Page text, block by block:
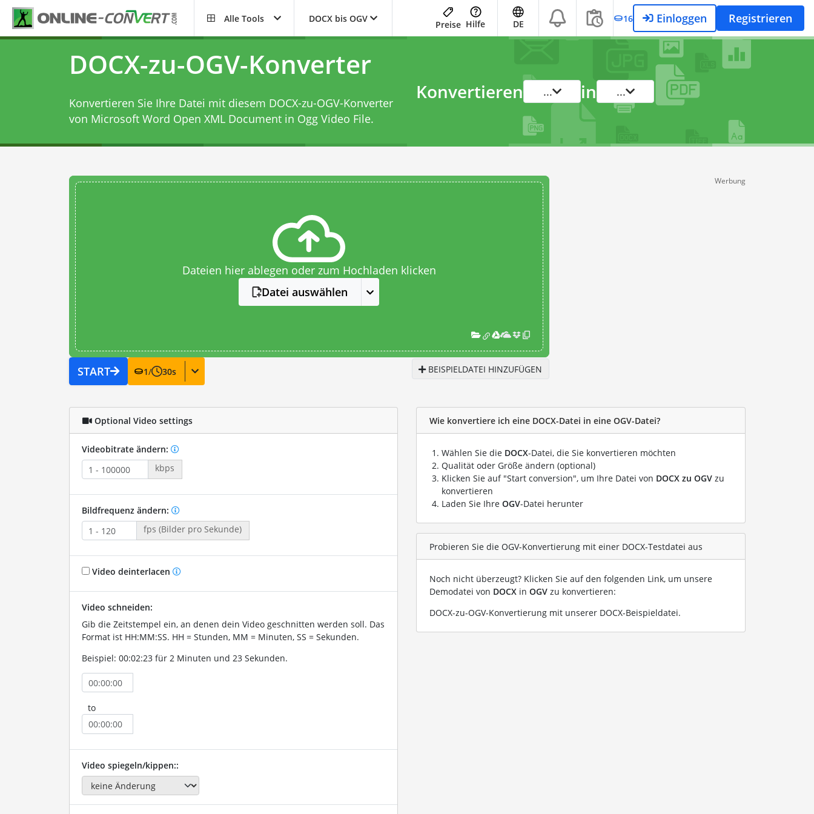
Alle Tools DOCX bis OGV
Preise Hilfe DE 16 Einloggen Registrieren
DOCX-zu-OGV-Konverter
Konvertieren Sie Ihre Datei mit diesem DOCX-zu-OGV-Konverter
von Microsoft Word Open XML Document in Ogg Video File.
Konvertieren ... in ...
Dateien hier ablegen oder zum Hochladen klicken
Datei auswählen
START 1/ 30s BEISPIELDATEI HINZUFÜGEN
Werbung
Optional Video settings
Videobitrate ändern:
kbps
Bildfrequenz ändern:
fps (Bilder pro Sekunde)
Video deinterlacen
Video schneiden:
Gib die Zeitstempel ein, an denen dein Video geschnitten werden soll. Das
Format ist HH:MM:SS. HH = Stunden, MM = Minuten, SS = Sekunden.
Beispiel: 00:02:23 für 2 Minuten und 23 Sekunden.
to
Video spiegeln/kippen::
Wie konvertiere ich eine DOCX-Datei in eine OGV-Datei?
Wählen Sie die DOCX-Datei, die Sie konvertieren möchten
Qualität oder Größe ändern (optional)
Klicken Sie auf "Start conversion", um Ihre Datei von DOCX zu OGV zu
konvertieren
Laden Sie Ihre OGV-Datei herunter
Probieren Sie die OGV-Konvertierung mit einer DOCX-Testdatei aus
Noch nicht überzeugt? Klicken Sie auf den folgenden Link, um unsere
Demodatei von DOCX in OGV zu konvertieren:
DOCX-zu-OGV-Konvertierung mit unserer DOCX-Beispieldatei.